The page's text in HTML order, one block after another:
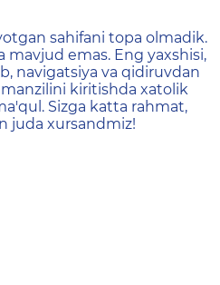
не
sahifani topa olmadik.
mavjud emas. Eng yaxshisi,
navigatsiya va qidiruvdan
kiritishda xatolik
Sizga katta rahmat,
juda xursandmiz!